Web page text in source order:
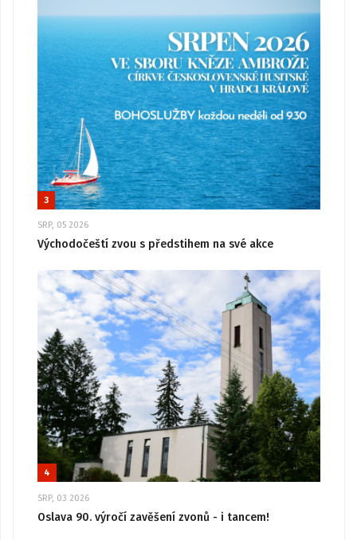
3
SRP, 05 2026
Východočeští zvou s předstihem na své akce
4
SRP, 03 2026
Oslava 90. výročí zavěšení zvonů - i tancem!